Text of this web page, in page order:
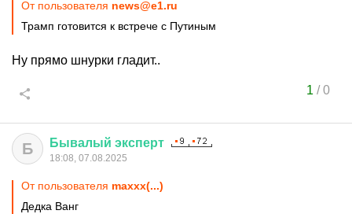
От пользователя news@e1.ru
Трамп готовится к встрече с Путиным
Ну прямо шнурки гладит..
1 /0
Б Бывалый эксперт
18:08, 07.08.2025
От пользователя maxxx(...)
Дедка Ванг